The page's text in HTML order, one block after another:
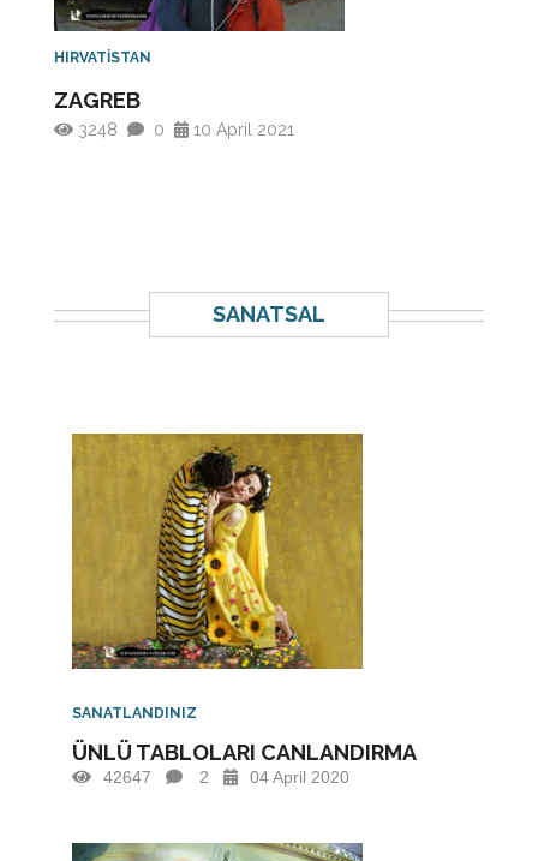
HIRVATİSTAN
ZAGREB
3248 0 10 April 2021
SANATSAL
SANATLANDINIZ
ÜNLÜ TABLOLARI CANLANDIRMA
42647 2 04 April 2020